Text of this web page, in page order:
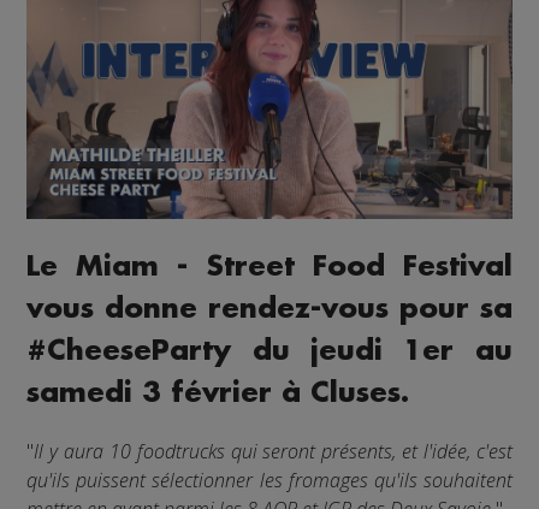
Le Miam - Street Food Festival
vous donne rendez-vous pour sa
#CheeseParty du jeudi 1er au
samedi 3 février à Cluses.
"Il y aura 10 foodtrucks qui seront présents, et l'idée, c'est
qu'ils puissent sélectionner les fromages qu'ils souhaitent